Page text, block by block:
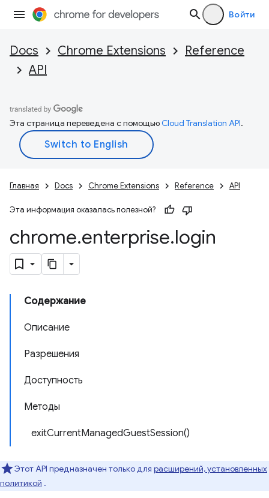
Войти
Docs Chrome Extensions
Reference
API
Эта страница переведена с помощьюCloud Translation API.
Главная Docs Chrome Extensions Reference API
Эта информация оказалась полезной?
chrome.enterprise.login
Содержание
Описание
Разрешения
Доступность
Методы
exitCurrentManagedGuestSession()
Этот API предназначен только для расширений, установленных
политикой .